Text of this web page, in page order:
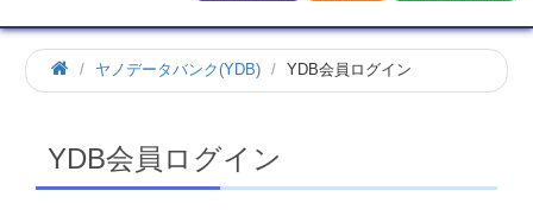
ホ
ー
ヤノデータバンク(YDB) YDB会員ログイン
YDB会員ログイン